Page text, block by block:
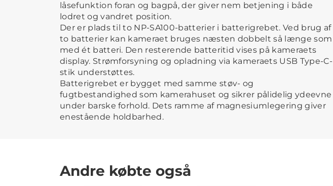
låsefunktion foran og bagpå, der giver nem betjening i både
lodret og vandret position.
Der er plads til to NP-SA100-batterier i batterigrebet. Ved brug af
to batterier kan kameraet bruges næsten dobbelt så længe som
med ét batteri. Den resterende batteritid vises på kameraets
display. Strømforsyning og opladning via kameraets USB Type-C-
stik understøttes.
Batterigrebet er bygget med samme støv- og
fugtbestandighed som kamerahuset og sikrer pålidelig ydeevne
under barske forhold. Dets ramme af magnesiumlegering giver
enestående holdbarhed.
Andre købte også